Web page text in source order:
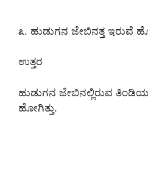
೩. ಹುಡುಗನ ಜೇಬಿನತ್ತ ಇರುವೆ
ಉತ್ತರ
ಹುಡುಗನ ಜೇಬಿನಲ್ಲಿರುವ
ಹೋಗಿತ್ತು.